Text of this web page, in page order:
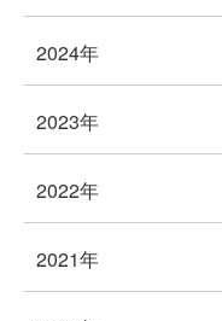
2024年
2023年
2022年
2021年